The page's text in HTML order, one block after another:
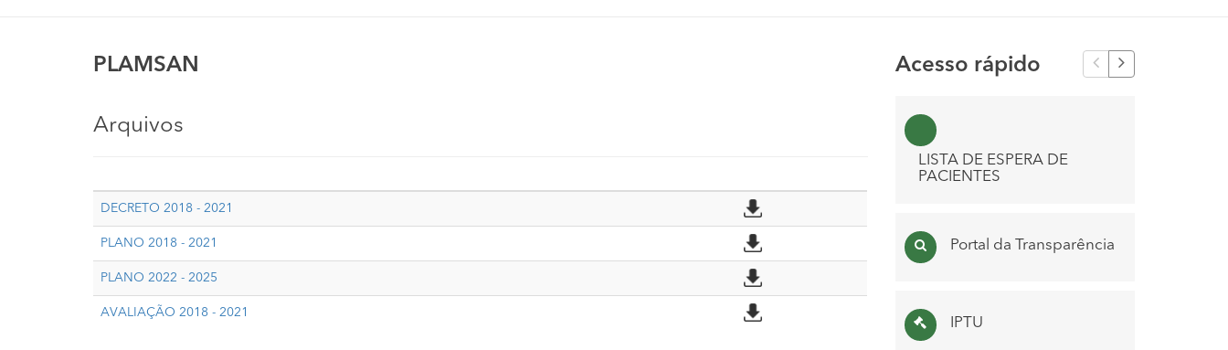
PLAMSAN
Arquivos
DECRETO 2018 - 2021
PLANO 2018 - 2021
PLANO 2022 - 2025
AVALIAÇÃO 2018 - 2021
Acesso rápido
LISTA DE ESPERA DE
PACIENTES
Portal da Transparência
IPTU